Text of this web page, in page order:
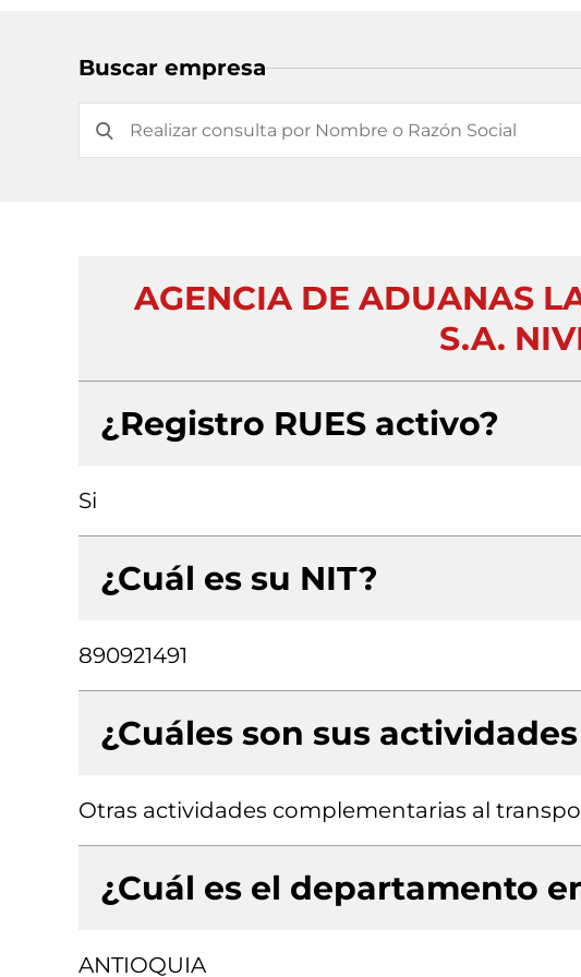
Buscar empresa
AGENCIA DE ADUANAS
S.A.
¿Registro RUES activo?
Si
¿Cuál es su NIT?
890921491
¿Cuáles son sus
Otras actividades complementarias al
¿Cuál es el departamento
ANTIOQUIA